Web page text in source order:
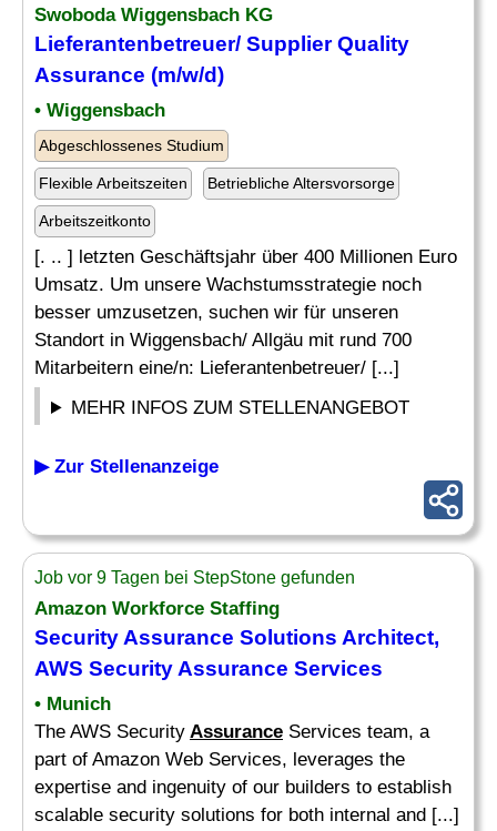
Swoboda Wiggensbach KG
Lieferantenbetreuer/ Supplier Quality
Assurance (m/w/d)
• Wiggensbach
Abgeschlossenes Studium
Flexible Arbeitszeiten Betriebliche Altersvorsorge
Arbeitszeitkonto
[. .. ] letzten Geschäftsjahr über 400 Millionen Euro
Umsatz. Um unsere Wachstumsstrategie noch
besser umzusetzen, suchen wir für unseren
Standort in Wiggensbach/ Allgäu mit rund 700
Mitarbeitern eine/n: Lieferantenbetreuer/ [...]
MEHR INFOS ZUM STELLENANGEBOT
▶ Zur Stellenanzeige
Job vor 9 Tagen bei StepStone gefunden
Amazon Workforce Staffing
Security Assurance Solutions Architect,
AWS Security Assurance Services
• Munich
The AWS Security Assurance Services team, a
part of Amazon Web Services, leverages the
expertise and ingenuity of our builders to establish
scalable security solutions for both internal and [...]